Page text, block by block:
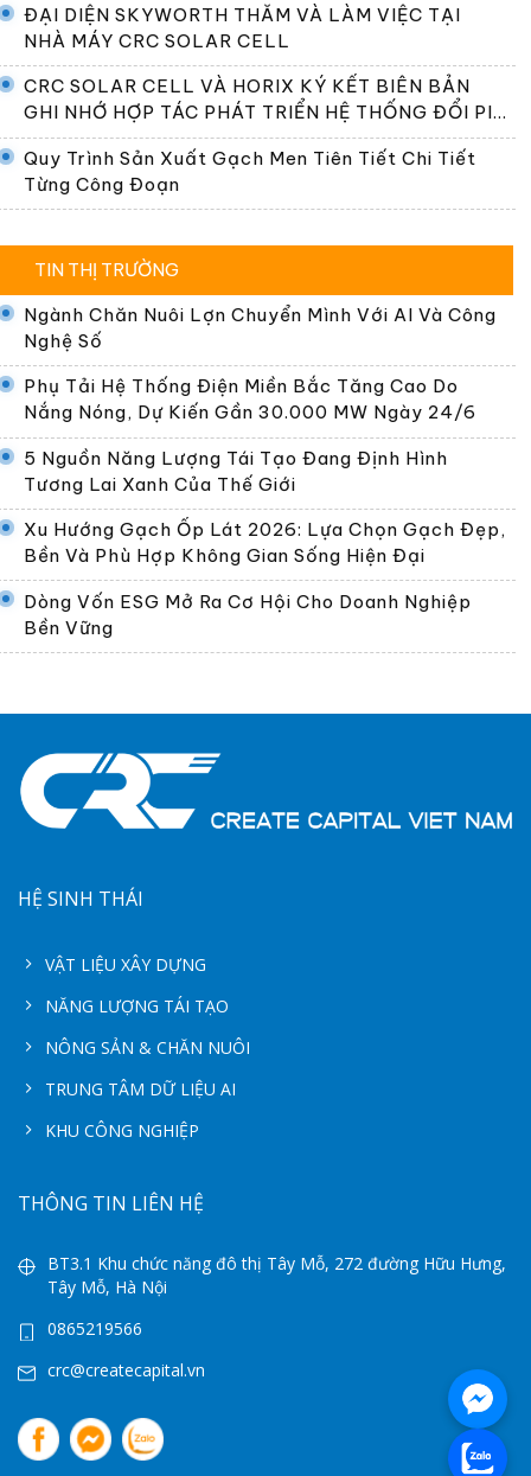
ĐẠI DIỆN SKYWORTH THĂM VÀ LÀM VIỆC TẠI
NHÀ MÁY CRC SOLAR CELL
CRC SOLAR CELL VÀ HORIX KÝ KẾT BIÊN BẢN
GHI NHỚ HỢP TÁC PHÁT TRIỂN HỆ THỐNG ĐỔI PIN
TẠI VIỆT NAM
Quy Trình Sản Xuất Gạch Men Tiên Tiết Chi Tiết
Từng Công Đoạn
TIN THỊ TRƯỜNG
Ngành Chăn Nuôi Lợn Chuyển Mình Với AI Và Công
Nghệ Số
Phụ Tải Hệ Thống Điện Miền Bắc Tăng Cao Do
Nắng Nóng, Dự Kiến Gần 30.000 MW Ngày 24/6
5 Nguồn Năng Lượng Tái Tạo Đang Định Hình
Tương Lai Xanh Của Thế Giới
Xu Hướng Gạch Ốp Lát 2026: Lựa Chọn Gạch Đẹp,
Bền Và Phù Hợp Không Gian Sống Hiện Đại
Dòng Vốn ESG Mở Ra Cơ Hội Cho Doanh Nghiệp
Bền Vững
HỆ SINH THÁI
VẬT LIỆU XÂY DỰNG
NĂNG LƯỢNG TÁI TẠO
NÔNG SẢN & CHĂN NUÔI
TRUNG TÂM DỮ LIỆU AI
KHU CÔNG NGHIỆP
THÔNG TIN LIÊN HỆ
BT3.1 Khu chức năng đô thị Tây Mỗ, 272 đường Hữu Hưng,
Tây Mỗ, Hà Nội
0865219566
crc@createcapital.vn